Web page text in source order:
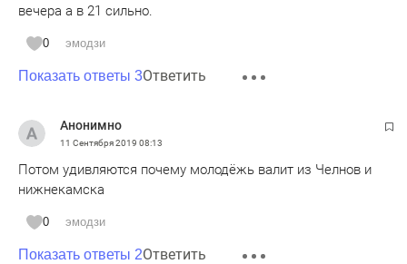
вечера а в 21 сильно.
0 эмодзи
Показать ответы 3Ответить
Анонимно
11 Сентября 2019 08:13
Потом удивляются почему молодёжь валит из Челнов и
нижнекамска
0 эмодзи
Показать ответы 2Ответить